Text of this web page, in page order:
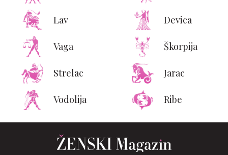
Lav Devica
Vaga Škorpija
Strelac Jarac
Vodolija Ribe